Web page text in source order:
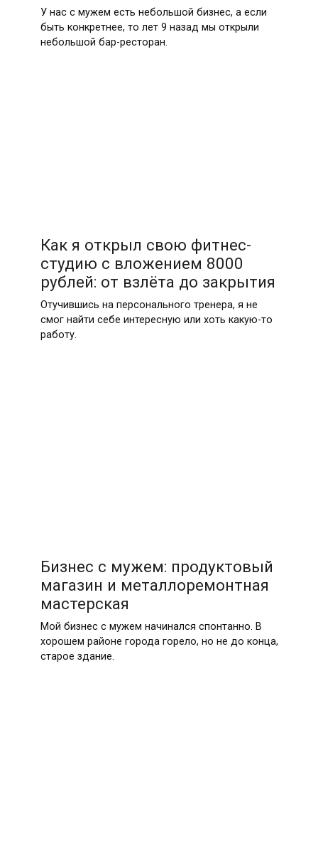
У нас с мужем есть небольшой бизнес, а если
быть конкретнее, то лет 9 назад мы открыли
небольшой бар-ресторан.
Как я открыл свою фитнес-
студию с вложением 8000
рублей: от взлёта до закрытия
Отучившись на персонального тренера, я не
смог найти себе интересную или хоть какую-то
работу.
Бизнес с мужем: продуктовый
магазин и металлоремонтная
мастерская
Мой бизнес с мужем начинался спонтанно. В
хорошем районе города горело, но не до конца,
старое здание.